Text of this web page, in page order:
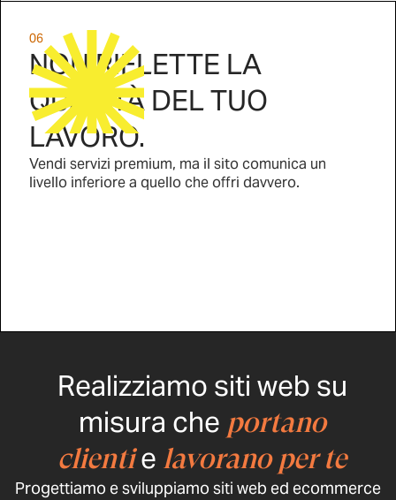
06
NON RIFLETTE LA
QUALITÀ DEL TUO
LAVORO.
Vendi servizi premium, ma il sito comunica un
livello inferiore a quello che offri davvero.
Realizziamo siti web su
misura che portano
clientie lavorano per te
Progettiamo e sviluppiamo siti web ed ecommerce